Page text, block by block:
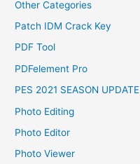
Other Categories
Patch IDM Crack Key
PDF Tool
PDFelement Pro
PES 2021 SEASON UPDATE
Photo Editing
Photo Editor
Photo Viewer